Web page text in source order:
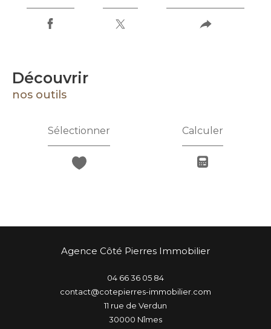
découvrir
nos outils
Sélectionner Calculer
Agence Côté Pierres Immobilier
04 66 36 05 84
contact@cotepierres-immobilier.com
11 rue de Verdun
30000
nîmes